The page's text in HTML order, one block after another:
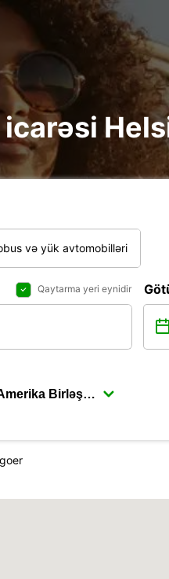
və yük avtomobilləri
Qaytarma yeri eynidir